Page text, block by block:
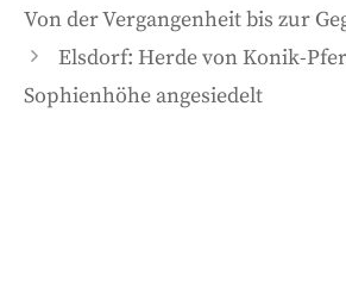
Von der Vergangenheit bis zur
Elsdorf: Herde von Konik-
Sophienhöhe angesiedelt